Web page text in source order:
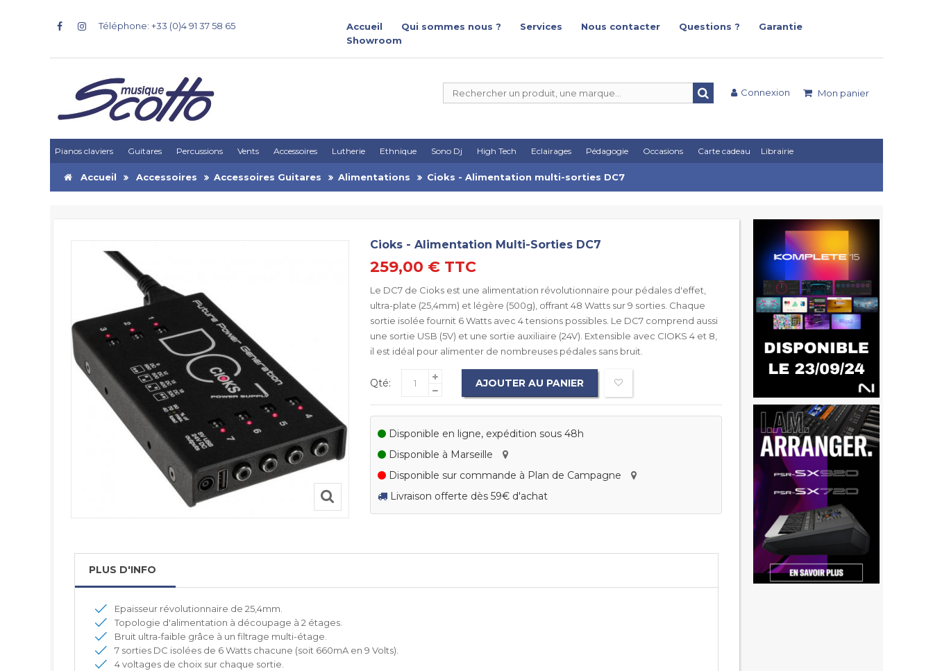
Téléphone: +33 (0)4 91 37 58 65 Accueil Qui sommes nous ? Services Nous contacter Questions ?
Garantie
Showroom
Mon panier
Connexion
Pianos claviers Guitares Percussions Vents Accessoires Lutherie Ethnique Sono Dj High Tech Eclairages Pédagogie Occasions Carte cadeau Librairie
Accueil Accessoires Accessoires Guitares Alimentations Cioks - Alimentation multi-sorties DC7
Cioks - Alimentation Multi-Sorties DC7
259,00 € TTC
Le DC7 de Cioks est une alimentation révolutionnaire pour pédales d'effet,
ultra-plate (25,4mm) et légère (500g), offrant 48 Watts sur 9 sorties. Chaque
sortie isolée fournit 6 Watts avec 4 tensions possibles. Le DC7 comprend aussi
une sortie USB (5V) et une sortie auxiliaire (24V). Extensible avec CIOKS 4 et 8,
il est idéal pour alimenter de nombreuses pédales sans bruit.
Qté: AJOUTER AU PANIER
Disponible en ligne, expédition sous 48h
Disponible à Marseille
Disponible sur commande à Plan de Campagne
Livraison offerte dès 59€ d'achat
PLUS D'INFO
Epaisseur révolutionnaire de 25,4mm.
Topologie d'alimentation à découpage à 2 étages.
Bruit ultra-faible grâce à un filtrage multi-étage.
7 sorties DC isolées de 6 Watts chacune (soit 660mA en 9 Volts).
4 voltages de choix sur chaque sortie.